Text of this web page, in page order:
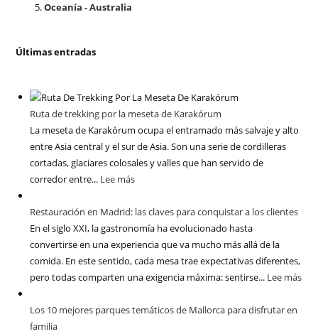
Oceanía - Australia
Últimas entradas
Ruta de trekking por la meseta de Karakórum
La meseta de Karakórum ocupa el entramado más salvaje y alto
entre Asia central y el sur de Asia. Son una serie de cordilleras
cortadas, glaciares colosales y valles que han servido de
corredor entre... Lee más
Restauración en Madrid: las claves para conquistar a los clientes
En el siglo XXI, la gastronomía ha evolucionado hasta
convertirse en una experiencia que va mucho más allá de la
comida. En este sentido, cada mesa trae expectativas diferentes,
pero todas comparten una exigencia máxima: sentirse... Lee más
Los 10 mejores parques temáticos de Mallorca para disfrutar en
familia